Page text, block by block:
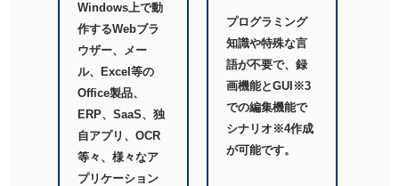
Windows上で動
作するWebブラ
ウザー、メー
ル、Excel等の
Office製品、
ERP、SaaS、独
自アプリ、OCR
等々、様々なア
プリケーション
プログラミング
知識や特殊な言
語が不要で、録
画機能とGUI※3
での編集機能で
シナリオ※4作成
が可能です。